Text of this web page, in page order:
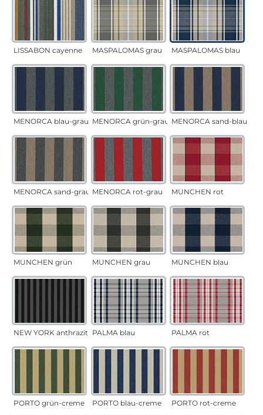
LISSABON cayenne MASPALOMAS grau MASPALOMAS blau
MENORCA blau-grau MENORCA grün-grau MENORCA sand-blau
MENORCA sand-grau MENORCA rot-grau MÜNCHEN rot
MÜNCHEN grün MÜNCHEN grau MÜNCHEN blau
NEW YORK anthrazit PALMA blau PALMA rot
PORTO grün-creme PORTO blau-creme PORTO rot-creme